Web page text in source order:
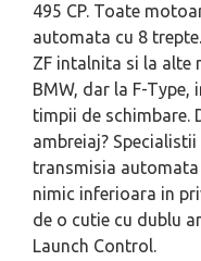
495 CP. Toate
automata cu 8
ZF intalnita si la alte
BMW, dar la F-
timpii de schimbare.
ambreiaj?
transmisia automata
nimic inferioara in
de o cutie cu dublu
Launch Control.